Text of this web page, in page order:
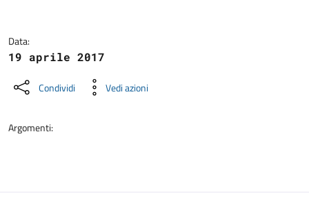
Data:
19 aprile 2017
Condividi Vedi azioni
Argomenti: